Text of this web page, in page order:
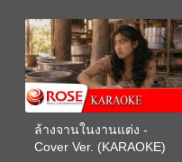
ล้างจานในงานแต่ง -
Cover Ver. (KARAOKE)